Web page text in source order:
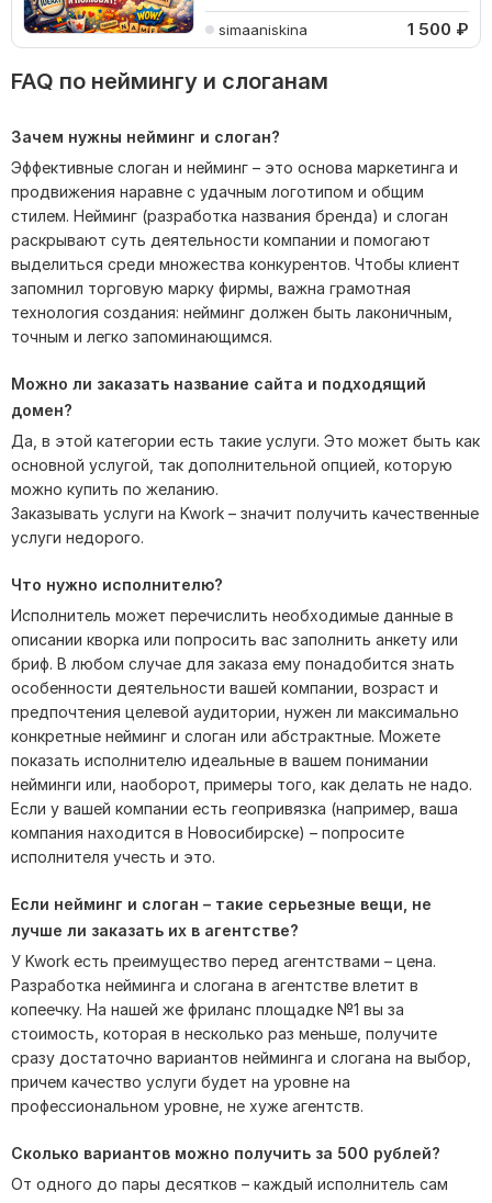
simaaniskina 1 500 ₽
FAQ по неймингу и слоганам
Зачем нужны нейминг и слоган?
Эффективные слоган и нейминг – это основа маркетинга и
продвижения наравне с удачным логотипом и общим
стилем. Нейминг (разработка названия бренда) и слоган
раскрывают суть деятельности компании и помогают
выделиться среди множества конкурентов. Чтобы клиент
запомнил торговую марку фирмы, важна грамотная
технология создания: нейминг должен быть лаконичным,
точным и легко запоминающимся.
Можно ли заказать название сайта и подходящий
домен?
Да, в этой категории есть такие услуги. Это может быть как
основной услугой, так дополнительной опцией, которую
можно купить по желанию.
Заказывать услуги на Kwork – значит получить качественные
услуги недорого.
Что нужно исполнителю?
Исполнитель может перечислить необходимые данные в
описании кворка или попросить вас заполнить анкету или
бриф. В любом случае для заказа ему понадобится знать
особенности деятельности вашей компании, возраст и
предпочтения целевой аудитории, нужен ли максимально
конкретные нейминг и слоган или абстрактные. Можете
показать исполнителю идеальные в вашем понимании
нейминги или, наоборот, примеры того, как делать не надо.
Если у вашей компании есть геопривязка (например, ваша
компания находится в Новосибирске) – попросите
исполнителя учесть и это.
Если нейминг и слоган – такие серьезные вещи, не
лучше ли заказать их в агентстве?
У Kwork есть преимущество перед агентствами – цена.
Разработка нейминга и слогана в агентстве влетит в
копеечку. На нашей же фриланс площадке №1 вы за
стоимость, которая в несколько раз меньше, получите
сразу достаточно вариантов нейминга и слогана на выбор,
причем качество услуги будет на уровне на
профессиональном уровне, не хуже агентств.
Сколько вариантов можно получить за 500 рублей?
От одного до пары десятков – каждый исполнитель сам